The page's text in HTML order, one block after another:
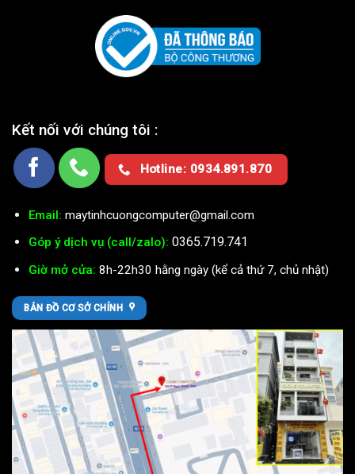
Kết nối với chúng tôi :
Hotline: 0934.891.870
Email: maytinhcuongcomputer@gmail.com
Góp ý dịch vụ (call/zalo): 0365.719.741
Giờ mở cửa: 8h-22h30 hằng ngày (kể cả thứ 7, chủ nhật)
BẢN ĐỒ CƠ SỞ CHÍNH